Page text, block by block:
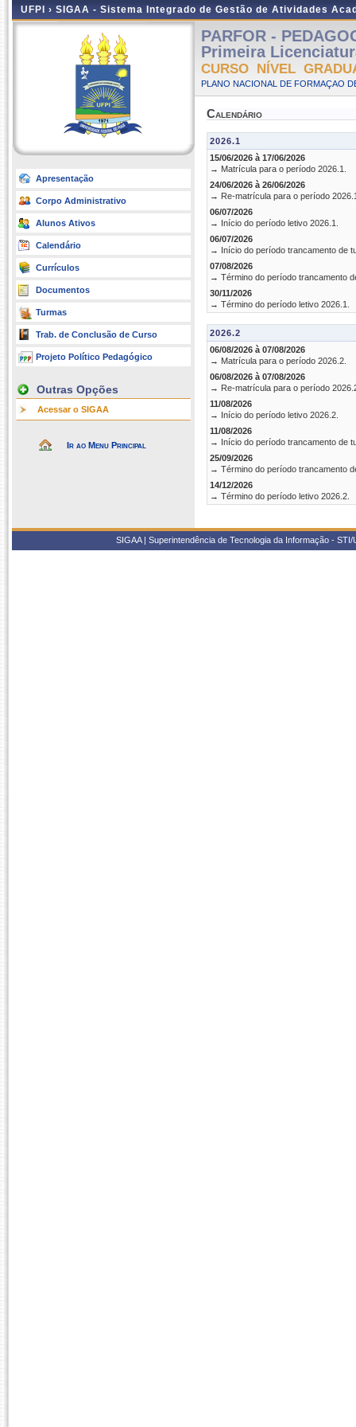
UFPI › SIGAA - Sistema Integrado de Gestão de Atividades
Apresentação
Corpo Administrativo
Alunos Ativos
Calendário
Currículos
Documentos
Turmas
Trab. de Conclusão de Curso
Projeto Político Pedagógico
Outras Opções
Acessar o SIGAA
Ir ao Menu Principal
PARFOR -
Primeira
CURSO NÍVEL
PLANO NACIONAL DE FORMAÇAO
Calendário
2026.1
15/06/2026 à 17/06/2026
→ Matrícula para o período 2026.1.
24/06/2026 à 26/06/2026
→ Re-matrícula para o período
06/07/2026
→ Início do período letivo 2026.1.
06/07/2026
→ Início do período trancamento de
07/08/2026
→ Término do período trancamento
30/11/2026
→ Término do período letivo 2026.1.
2026.2
06/08/2026 à 07/08/2026
→ Matrícula para o período 2026.2.
06/08/2026 à 07/08/2026
→ Re-matrícula para o período
11/08/2026
→ Início do período letivo 2026.2.
11/08/2026
→ Início do período trancamento de
25/09/2026
→ Término do período trancamento
14/12/2026
→ Término do período letivo 2026.2.
SIGAA | Superintendência de Tecnologia da Informação -